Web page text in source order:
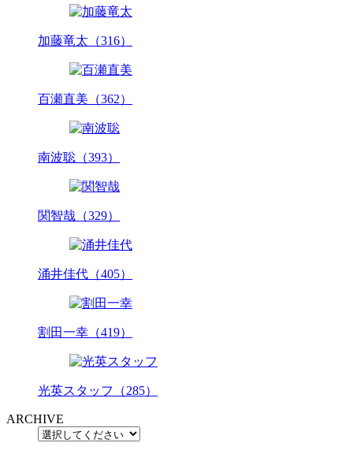
加藤竜太（316）
百瀬直美（362）
南波聡（393）
関智哉（329）
涌井佳代（405）
割田一幸（419）
光英スタッフ（285）
ARCHIVE